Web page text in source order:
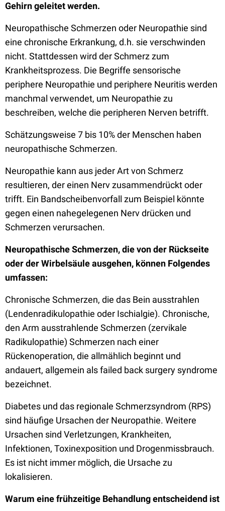
Gehirn geleitet werden.
Neuropathische Schmerzen oder Neuropathie sind
eine chronische Erkrankung, d.h. sie verschwinden
nicht. Stattdessen wird der Schmerz zum
Krankheitsprozess. Die Begriffe sensorische
periphere Neuropathie und periphere Neuritis werden
manchmal verwendet, um Neuropathie zu
beschreiben, welche die peripheren Nerven betrifft.
Schätzungsweise 7 bis 10% der Menschen haben
neuropathische Schmerzen.
Neuropathie kann aus jeder Art von Schmerz
resultieren, der einen Nerv zusammendrückt oder
trifft. Ein Bandscheibenvorfall zum Beispiel könnte
gegen einen nahegelegenen Nerv drücken und
Schmerzen verursachen.
Neuropathische Schmerzen, die von der Rückseite
oder der Wirbelsäule ausgehen, können Folgendes
umfassen:
Chronische Schmerzen, die das Bein ausstrahlen
(Lendenradikulopathie oder Ischialgie). Chronische,
den Arm ausstrahlende Schmerzen (zervikale
Radikulopathie) Schmerzen nach einer
Rückenoperation, die allmählich beginnt und
andauert, allgemein als failed back surgery syndrome
bezeichnet.
Diabetes und das regionale Schmerzsyndrom (RPS)
sind häufige Ursachen der Neuropathie. Weitere
Ursachen sind Verletzungen, Krankheiten,
Infektionen, Toxinexposition und Drogenmissbrauch.
Es ist nicht immer möglich, die Ursache zu
lokalisieren.
Warum eine frühzeitige Behandlung entscheidend ist